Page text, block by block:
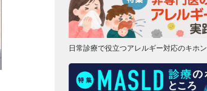
日常診療で役立つアレルギー対応のキホン